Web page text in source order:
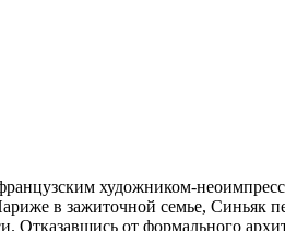
художником-
в зажиточной семье, Синьяк
Отказавшись от формального